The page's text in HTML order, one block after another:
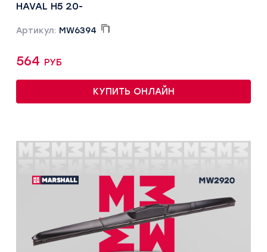
HAVAL H5 20-
Артикул: MW6394
564 руб
КУПИТЬ ОНЛАЙН